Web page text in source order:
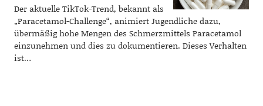
Der aktuelle TikTok-Trend, bekannt als
„Paracetamol-Challenge“, animiert Jugendliche dazu,
übermäßig hohe Mengen des Schmerzmittels Paracetamol
einzunehmen und dies zu dokumentieren. Dieses Verhalten
ist…